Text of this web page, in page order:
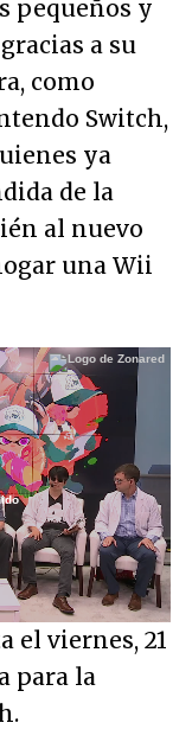
pequeños y
a su
como
Switch,
ya
de la
al nuevo
una Wii
el viernes, 21
para la